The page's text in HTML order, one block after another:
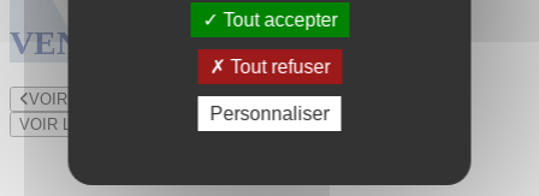
VENTES TERMINÉES
VOIR LE LOT PRÉCÉDENT
VOIR LE LOT SUIVANT
Tout accepter
Tout refuser
Personnaliser